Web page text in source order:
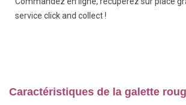
service click and collect !
Caractéristiques de la galette